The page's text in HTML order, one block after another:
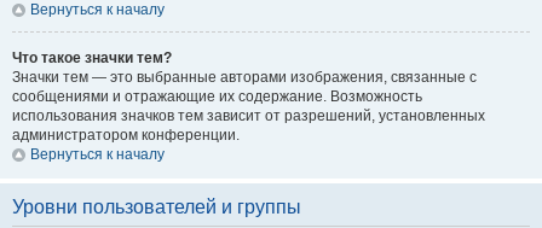
Вернуться к началу
Что такое значки тем?
Значки тем — это выбранные авторами изображения, связанные с
сообщениями и отражающие их содержание. Возможность
использования значков тем зависит от разрешений, установленных
администратором конференции.
Вернуться к началу
Уровни пользователей и группы